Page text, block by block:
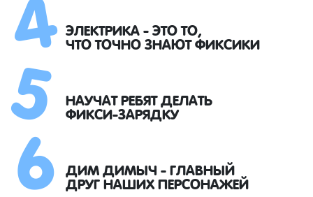
ЭЛЕКТРИКА - ЭТО ТО,
ЧТО ТОЧНО ЗНАЮТ ФИКСИКИ
НАУЧАТ РЕБЯТ ДЕЛАТЬ
ФИКСИ-ЗАРЯДКУ
ДИМ ДИМЫЧ - ГЛАВНЫЙ
ДРУГ НАШИХ ПЕРСОНАЖЕЙ